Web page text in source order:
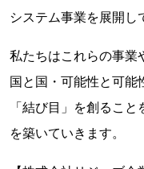
システム事業を展開し
私たちはこれらの事業
国と国・可能性と可能
「結び目」を創るこ
を築いていきます。